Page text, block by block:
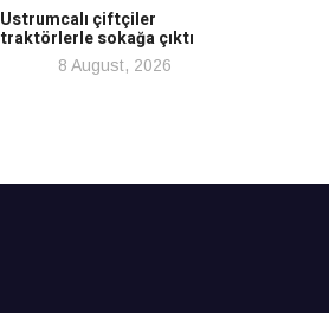
Ustrumcalı çiftçiler
traktörlerle sokağa çıktı
8 August, 2026